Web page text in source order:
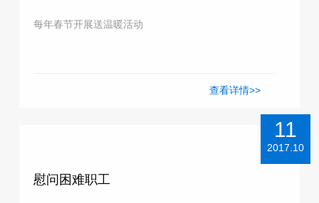
每年春节开展送温暖活动
查看详情>>
慰问困难职工
11
2017.10